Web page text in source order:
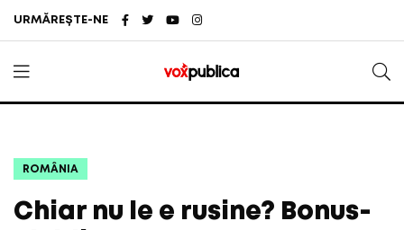
URMĂREȘTE-NE
ROMÂNIA
Chiar nu le e rusine? Bonus-